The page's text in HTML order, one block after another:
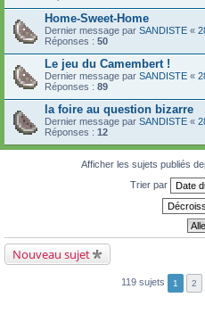
Home-Sweet-Home
Dernier message par SANDISTE «
Réponses : 50
Le jeu du Camembert !
Dernier message par SANDISTE «
Réponses : 89
la foire au question bizarre
Dernier message par SANDISTE «
Réponses : 12
Afficher les sujets publiés
Trier par
Nouveau sujet
119 sujets 1 2